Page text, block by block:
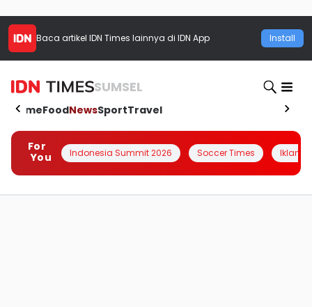
Baca artikel IDN Times lainnya di IDN App Install
SUMSEL
HomeFoodNewsSportTravel
For
You
Indonesia Summit 2026 Soccer Times Iklanin